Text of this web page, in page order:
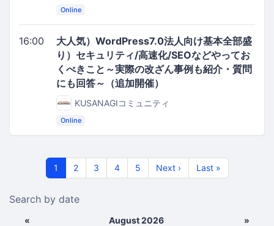
Online
16:00
大人気）WordPress7.0法人向け基本全部盛
り）セキュリティ/高速化/SEOなどやってお
くべきこと～実際の改ざん事例も紹介・質問
にも回答～（追加開催）
KUSANAGIコミュニティ
Online
1 2 3 4 5 Next › Last »
Search by date
« August 2026
»